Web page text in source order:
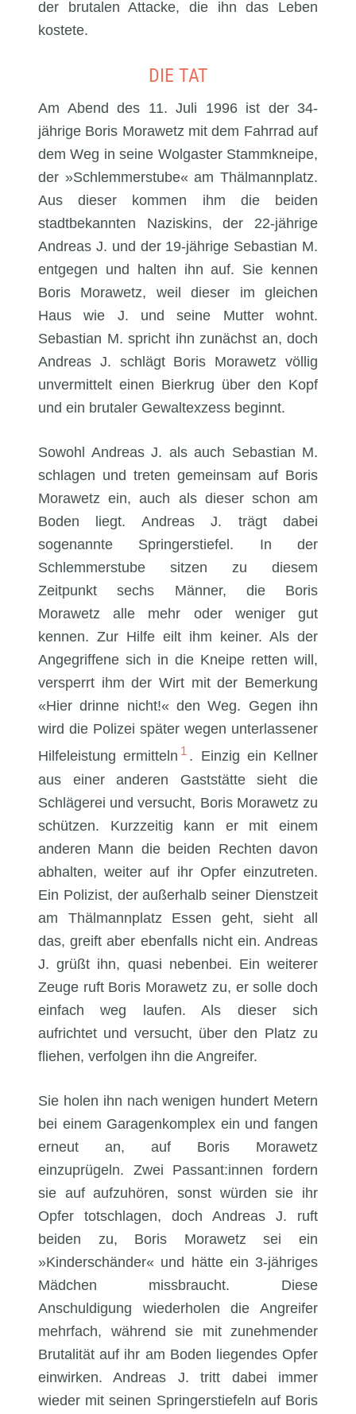
der brutalen Attacke, die ihn das Leben
kostete.
DIE TAT
Am Abend des 11. Juli 1996 ist der 34-
jährige Boris Morawetz mit dem Fahrrad auf
dem Weg in seine Wolgaster Stammkneipe,
der »Schlemmerstube« am Thälmannplatz.
Aus dieser kommen ihm die beiden
stadtbekannten Naziskins, der 22-jährige
Andreas J. und der 19-jährige Sebastian M.
entgegen und halten ihn auf. Sie kennen
Boris Morawetz, weil dieser im gleichen
Haus wie J. und seine Mutter wohnt.
Sebastian M. spricht ihn zunächst an, doch
Andreas J. schlägt Boris Morawetz völlig
unvermittelt einen Bierkrug über den Kopf
und ein brutaler Gewaltexzess beginnt.
Sowohl Andreas J. als auch Sebastian M.
schlagen und treten gemeinsam auf Boris
Morawetz ein, auch als dieser schon am
Boden liegt. Andreas J. trägt dabei
sogenannte Springerstiefel. In der
Schlemmerstube sitzen zu diesem
Zeitpunkt sechs Männer, die Boris
Morawetz alle mehr oder weniger gut
kennen. Zur Hilfe eilt ihm keiner. Als der
Angegriffene sich in die Kneipe retten will,
versperrt ihm der Wirt mit der Bemerkung
«Hier drinne nicht!« den Weg. Gegen ihn
wird die Polizei später wegen unterlassener
Hilfeleistung ermitteln 1 . Einzig ein Kellner
aus einer anderen Gaststätte sieht die
Schlägerei und versucht, Boris Morawetz zu
schützen. Kurzzeitig kann er mit einem
anderen Mann die beiden Rechten davon
abhalten, weiter auf ihr Opfer einzutreten.
Ein Polizist, der außerhalb seiner Dienstzeit
am Thälmannplatz Essen geht, sieht all
das, greift aber ebenfalls nicht ein. Andreas
J. grüßt ihn, quasi nebenbei. Ein weiterer
Zeuge ruft Boris Morawetz zu, er solle doch
einfach weg laufen. Als dieser sich
aufrichtet und versucht, über den Platz zu
fliehen, verfolgen ihn die Angreifer.
Sie holen ihn nach wenigen hundert Metern
bei einem Garagenkomplex ein und fangen
erneut an, auf Boris Morawetz
einzuprügeln. Zwei Passant:innen fordern
sie auf aufzuhören, sonst würden sie ihr
Opfer totschlagen, doch Andreas J. ruft
beiden zu, Boris Morawetz sei ein
»Kinderschänder« und hätte ein 3-jähriges
Mädchen missbraucht. Diese
Anschuldigung wiederholen die Angreifer
mehrfach, während sie mit zunehmender
Brutalität auf ihr am Boden liegendes Opfer
einwirken. Andreas J. tritt dabei immer
wieder mit seinen Springerstiefeln auf Boris